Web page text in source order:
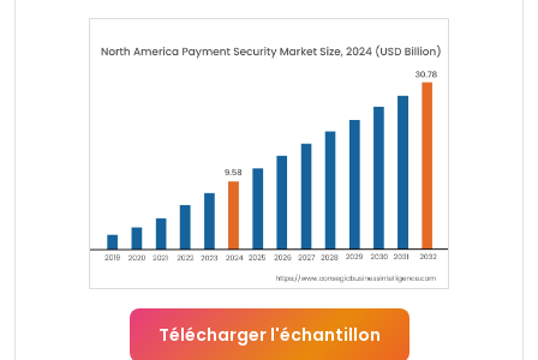
Télécharger l'échantillon